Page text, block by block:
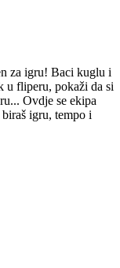
za igru! Baci kuglu i
u fliperu, pokaži da si
Ovdje se ekipa
igru, tempo i